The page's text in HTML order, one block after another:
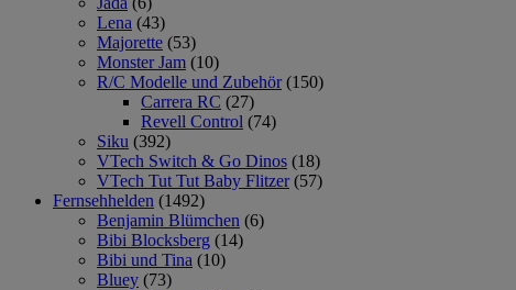
Lena (43)
Majorette (53)
Monster Jam (10)
R/C Modelle und Zubehör (150)
Carrera RC (27)
Revell Control (74)
Siku (392)
VTech Switch & Go Dinos (18)
VTech Tut Tut Baby Flitzer (57)
Fernsehhelden (1492)
Benjamin Blümchen (6)
Bibi Blocksberg (14)
Bibi und Tina (10)
Bluey (73)